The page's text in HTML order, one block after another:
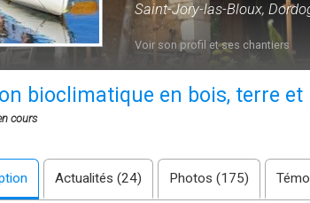
Saint-Jory-las-Bloux,
Voir son profil et ses chantiers
bioclimatique en bois, terre et
cours
Actualités (24) Photos (175)